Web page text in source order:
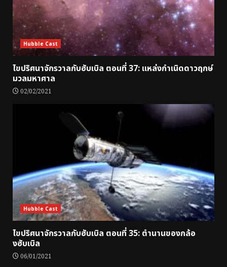
Hubble Cast
ไขปริศนาจักรวาลกับฮับเบิล ตอนที่ 37: แหล่งกำเนิดดาวฤกษ์
มวลมหาศาล
02/02/2021
Hubble Cast
ไขปริศนาจักรวาลกับฮับเบิล ตอนที่ 35: ตำนานของกล้อ
งฮับเบิล
06/01/2021